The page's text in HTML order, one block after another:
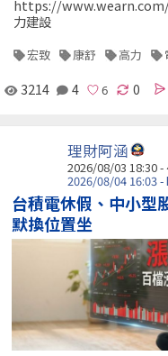
https://
力建設
宏致 康舒 高力
3214 4 0
理財阿涵
2026/08/03 18:30 -
2026/08/04 16:03
台積電休假、中小型
默換位置坐